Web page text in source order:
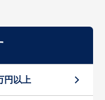
円以上